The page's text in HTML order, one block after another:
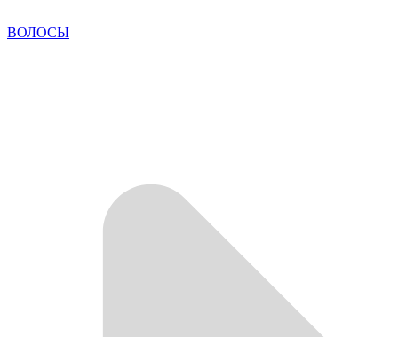
ВОЛОСЫ